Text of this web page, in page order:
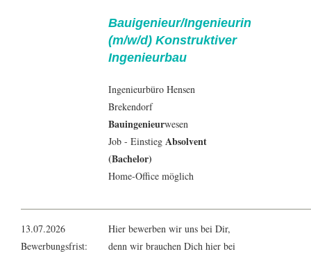
Bauigenieur/Ingenieurin
(m/w/d) Konstruktiver
Ingenieurbau
Ingenieurbüro Hensen
Brekendorf
Bauingenieurwesen
Job - Einstieg Absolvent
(Bachelor)
Home-Office möglich
13.07.2026
Bewerbungsfrist:
Hier bewerben wir uns bei Dir,
denn wir brauchen Dich hier bei